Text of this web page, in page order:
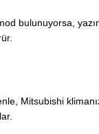
bulunuyorsa,
Mitsubishi